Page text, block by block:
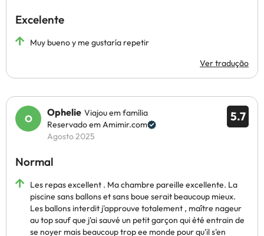
Excelente
Muy bueno y me gustaría repetir
Ver tradução
5.7
Ophelie Viajou em família
Reservado em Amimir.com
Agosto 2025
Normal
Les repas excellent . Ma chambre pareille excellente. La
piscine sans ballons et sans boue serait beaucoup mieux.
Les ballons interdit j'approuve totalement , maître nageur
au top sauf que j'ai sauvé un petit garçon qui été entrain de
se noyer mais beaucoup trop ee monde pour qu'il s'en